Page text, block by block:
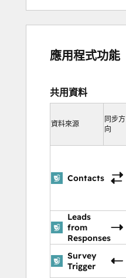
應用程式功能
共用資料
資料來源
同步方
向
Contacts
Leads
from
Responses
Survey
Trigger